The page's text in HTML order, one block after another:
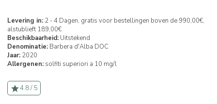
Levering in: 2 - 4 Dagen, gratis voor bestellingen boven de 990,00€,
alstublieft 189,00€
Beschikbaarheid: Uitstekend
Denominatie: Barbera d'Alba DOC
Jaar: 2020
Allergenen: solfiti superiori a 10 mg/l
4.8 / 5